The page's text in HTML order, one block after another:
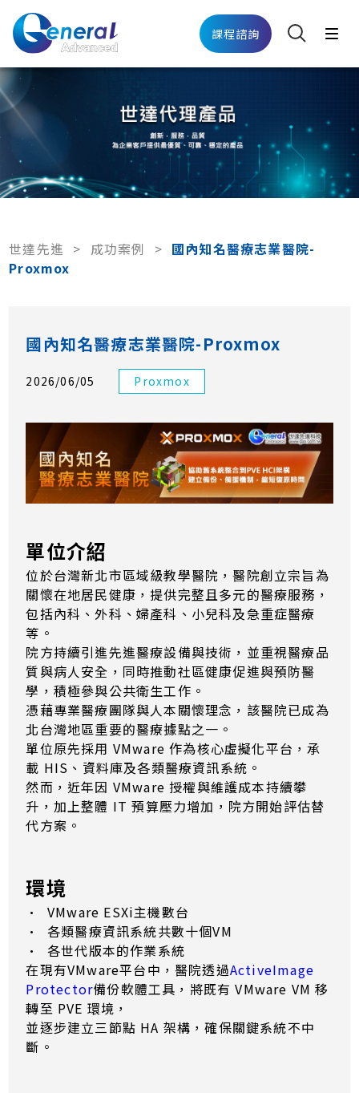
課程諮詢
世達先進 > 成功案例 > 國內知名醫療志業醫院-
Proxmox
國內知名醫療志業醫院-Proxmox
2026/06/05 Proxmox
單位介紹
位於台灣新北市區域級教學醫院，醫院創立宗旨為
關懷在地居民健康，提供完整且多元的醫療服務，
包括內科、外科、婦產科、小兒科及急重症醫療
等。
院方持續引進先進醫療設備與技術，並重視醫療品
質與病人安全，同時推動社區健康促進與預防醫
學，積極參與公共衛生工作。
憑藉專業醫療團隊與人本關懷理念，該醫院已成為
北台灣地區重要的醫療據點之一。
單位原先採用 VMware 作為核心虛擬化平台，承
載 HIS、資料庫及各類醫療資訊系統。
然而，近年因 VMware 授權與維護成本持續攀
升，加上整體 IT 預算壓力增加，院方開始評估替
代方案。
環境
• VMware ESXi主機數台
• 各類醫療資訊系統共數十個VM
• 各世代版本的作業系統
在現有VMware平台中，醫院透過ActiveImage
Protector備份軟體工具，將既有 VMware VM 移
轉至 PVE 環境，
並逐步建立三節點 HA 架構，確保關鍵系統不中
斷。